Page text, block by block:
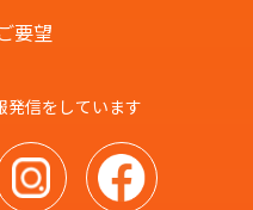
要望
発信をしています